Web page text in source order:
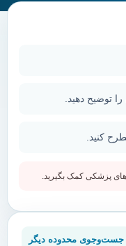
جست‌وجوی محدوده دیگر
توضیح دهید.
کنید.
پزشکی کمک بگیرید.